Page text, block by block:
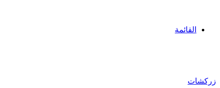
القائمة
زركشات